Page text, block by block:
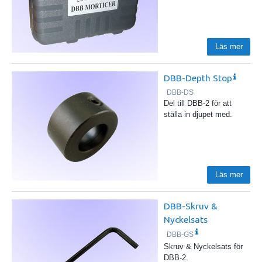
Läs mer
DBB-Depth Stop
DBB-DS
Del till DBB-2 för att
ställa in djupet med.
Läs mer
DBB-Skruv &
Nyckelsats
DBB-GS
Skruv & Nyckelsats för
DBB-2.